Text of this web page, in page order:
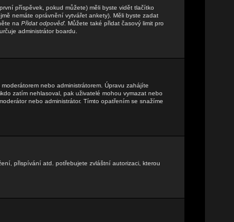
příspěvek, pokud můžete) měli byste vidět tlačítko
nemáte oprávnění vytvářet ankety). Měli byste zadat
na Přidat odpověď. Můžete také přidat časový limit pro
administrátor boardu.
nebo administrátorem. Úpravu zahájíte
zatím nehlasoval, pak uživatelé mohou vymazat nebo
nebo administrátor. Tímto opatřením se snažíme
přispívání atd. potřebujete zvláštní autorizaci, kterou